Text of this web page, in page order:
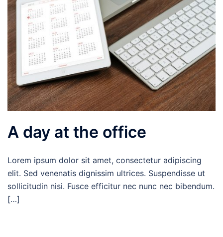
A day at the office
Lorem ipsum dolor sit amet, consectetur adipiscing
elit. Sed venenatis dignissim ultrices. Suspendisse ut
sollicitudin nisi. Fusce efficitur nec nunc nec bibendum.
[…]